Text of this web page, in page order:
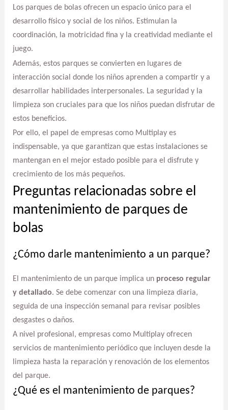
Los parques de bolas ofrecen un espacio único para el
desarrollo físico y social de los niños. Estimulan la
coordinación, la motricidad fina y la creatividad mediante el
juego.
Además, estos parques se convierten en lugares de
interacción social donde los niños aprenden a compartir y a
desarrollar habilidades interpersonales. La seguridad y la
limpieza son cruciales para que los niños puedan disfrutar de
estos beneficios.
Por ello, el papel de empresas como Multiplay es
indispensable, ya que garantizan que estas instalaciones se
mantengan en el mejor estado posible para el disfrute y
crecimiento de los más pequeños.
Preguntas relacionadas sobre el
mantenimiento de parques de
bolas
¿Cómo darle mantenimiento a un parque?
El mantenimiento de un parque implica un proceso regular
y detallado. Se debe comenzar con una limpieza diaria,
seguida de una inspección semanal para revisar posibles
desgastes o daños.
A nivel profesional, empresas como Multiplay ofrecen
servicios de mantenimiento periódico que incluyen desde la
limpieza hasta la reparación y renovación de los elementos
del parque.
¿Qué es el mantenimiento de parques?